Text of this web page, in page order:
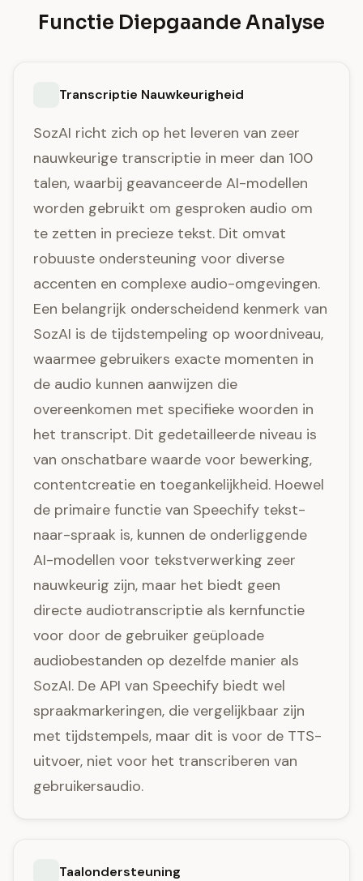
Functie Diepgaande Analyse
Transcriptie Nauwkeurigheid
SozAI richt zich op het leveren van zeer
nauwkeurige transcriptie in meer dan 100
talen, waarbij geavanceerde AI-modellen
worden gebruikt om gesproken audio om
te zetten in precieze tekst. Dit omvat
robuuste ondersteuning voor diverse
accenten en complexe audio-omgevingen.
Een belangrijk onderscheidend kenmerk van
SozAI is de tijdstempeling op woordniveau,
waarmee gebruikers exacte momenten in
de audio kunnen aanwijzen die
overeenkomen met specifieke woorden in
het transcript. Dit gedetailleerde niveau is
van onschatbare waarde voor bewerking,
contentcreatie en toegankelijkheid. Hoewel
de primaire functie van Speechify tekst-
naar-spraak is, kunnen de onderliggende
AI-modellen voor tekstverwerking zeer
nauwkeurig zijn, maar het biedt geen
directe audiotranscriptie als kernfunctie
voor door de gebruiker geüploade
audiobestanden op dezelfde manier als
SozAI. De API van Speechify biedt wel
spraakmarkeringen, die vergelijkbaar zijn
met tijdstempels, maar dit is voor de TTS-
uitvoer, niet voor het transcriberen van
gebruikersaudio.
Taalondersteuning